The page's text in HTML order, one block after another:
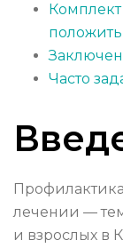
Часто
лечении —
и взрослых в